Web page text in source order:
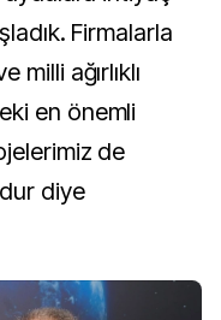
Firmalarla
ağırlıklı
en önemli
de
diye